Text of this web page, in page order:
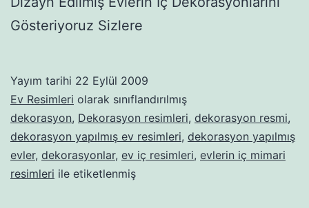
Gösteriyoruz Sizlere
Yayım tarihi 22 Eylül 2009
Ev Resimleri olarak sınıflandırılmış
dekorasyon, Dekorasyon resimleri, dekorasyon resmi,
dekorasyon yapılmış ev resimleri, dekorasyon yapılmış
evler, dekorasyonlar, ev iç resimleri, evlerin iç mimari
resimleri ile etiketlenmiş